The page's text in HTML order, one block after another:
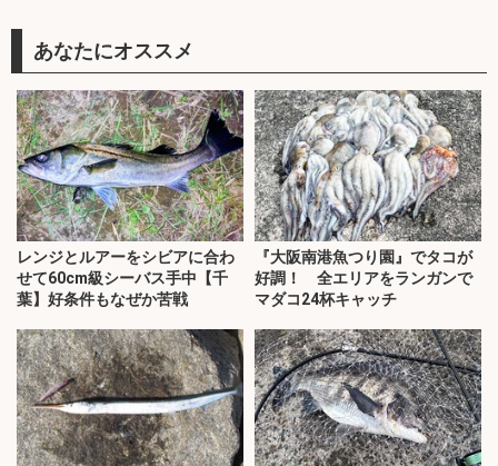
あなたにオススメ
レンジとルアーをシビアに合わ
せて60cm級シーバス手中【千
葉】好条件もなぜか苦戦
『大阪南港魚つり園』でタコが
好調！ 全エリアをランガンで
マダコ24杯キャッチ